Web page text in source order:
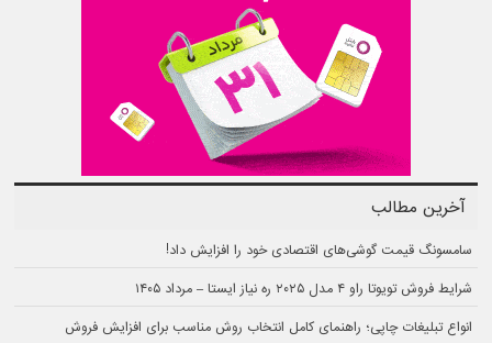
آخرین مطالب
سامسونگ قیمت گوشی‌های اقتصادی خود را افزایش داد!
شرایط فروش تویوتا راو ۴ مدل ۲۰۲۵ ره نیاز ایستا – مرداد ۱۴۰۵
انواع تبلیغات چاپی؛ راهنمای کامل انتخاب روش مناسب برای افزایش فروش